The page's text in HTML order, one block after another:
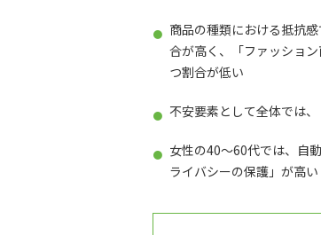
商品の種類における抵抗
合が高く、「ファッショ
つ割合が低い
不安要素として全体では
女性の40～60代では、自
ライバシーの保護」が高い